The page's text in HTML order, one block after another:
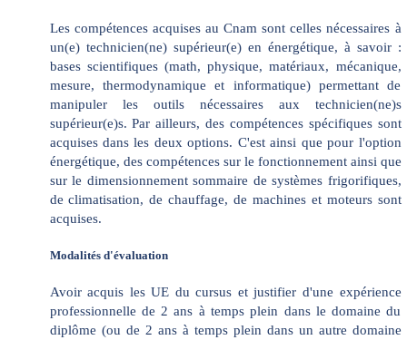
Les compétences acquises au Cnam sont celles nécessaires à
un(e) technicien(ne) supérieur(e) en énergétique, à savoir :
bases scientifiques (math, physique, matériaux, mécanique,
mesure, thermodynamique et informatique) permettant de
manipuler les outils nécessaires aux technicien(ne)s
supérieur(e)s. Par ailleurs, des compétences spécifiques sont
acquises dans les deux options. C'est ainsi que pour l'option
énergétique, des compétences sur le fonctionnement ainsi que
sur le dimensionnement sommaire de systèmes frigorifiques,
de climatisation, de chauffage, de machines et moteurs sont
acquises.
Modalités d'évaluation
Avoir acquis les UE du cursus et justifier d'une expérience
professionnelle de 2 ans à temps plein dans le domaine du
diplôme (ou de 2 ans à temps plein dans un autre domaine